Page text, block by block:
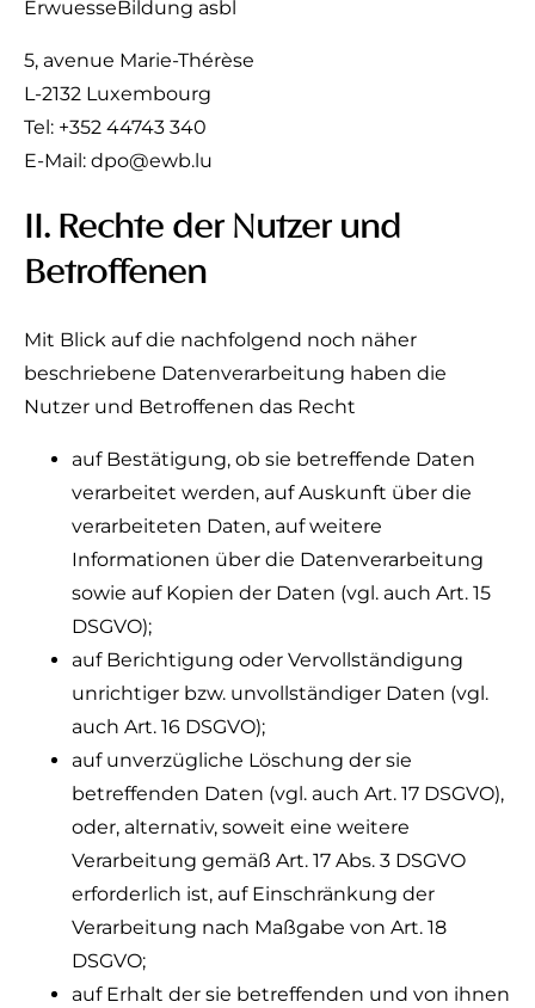
ErwuesseBildung asbl
5, avenue Marie-Thérèse
L-2132 Luxembourg
Tel: +352 44743 340
E-Mail: dpo@ewb.lu
II. Rechte der Nutzer und
Betroffenen
Mit Blick auf die nachfolgend noch näher
beschriebene Datenverarbeitung haben die
Nutzer und Betroffenen das Recht
auf Bestätigung, ob sie betreffende Daten
verarbeitet werden, auf Auskunft über die
verarbeiteten Daten, auf weitere
Informationen über die Datenverarbeitung
sowie auf Kopien der Daten (vgl. auch Art. 15
DSGVO);
auf Berichtigung oder Vervollständigung
unrichtiger bzw. unvollständiger Daten (vgl.
auch Art. 16 DSGVO);
auf unverzügliche Löschung der sie
betreffenden Daten (vgl. auch Art. 17 DSGVO),
oder, alternativ, soweit eine weitere
Verarbeitung gemäß Art. 17 Abs. 3 DSGVO
erforderlich ist, auf Einschränkung der
Verarbeitung nach Maßgabe von Art. 18
DSGVO;
auf Erhalt der sie betreffenden und von ihnen